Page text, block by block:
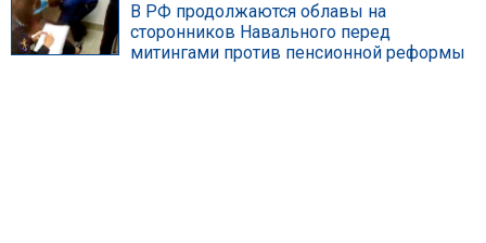
В РФ продолжаются облавы на
сторонников Навального перед
митингами против пенсионной реформы